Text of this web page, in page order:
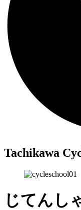
Tachikawa
じてんし